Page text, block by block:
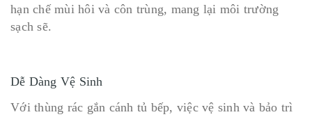
hạn chế mùi hôi và côn trùng, mang lại môi trường
sạch sẽ.
Dễ Dàng Vệ Sinh
Với thùng rác gắn cánh tủ bếp, việc vệ sinh và bảo trì